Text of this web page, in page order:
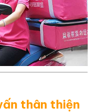
thân thiện